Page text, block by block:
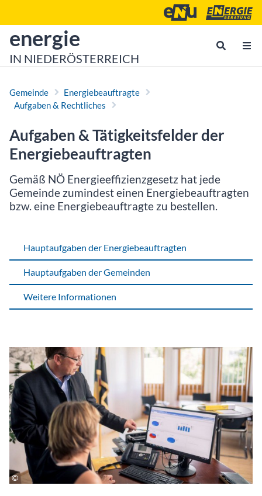
Energie- und
zur Startseite von
energie
IN NIEDERÖSTERREICH
Gemeinde
Energiebeauftragte
Aufgaben & Rechtliches
Aufgaben & Tätigkeitsfelder der
Energie­beauftragten
Gemäß NÖ Energieeffizienzgesetz hat jede
Gemeinde zumindest einen Energiebeauftragten
bzw. eine Energiebeauftragte zu bestellen.
Hauptaufgaben der Energie­beauftragten
Hauptaufgaben der Gemeinden
Weitere Informationen